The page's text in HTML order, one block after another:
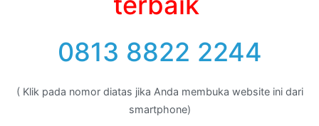
0813 8822 2244
( Klik pada nomor diatas jika Anda membuka website ini dari
smartphone)